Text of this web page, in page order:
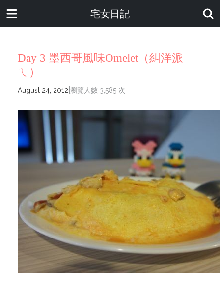
宅女日記
Day 3 墨西哥風味Omelet（糾洋派
ㄟ）
August 24, 2012 瀏覽人數 3,585 次